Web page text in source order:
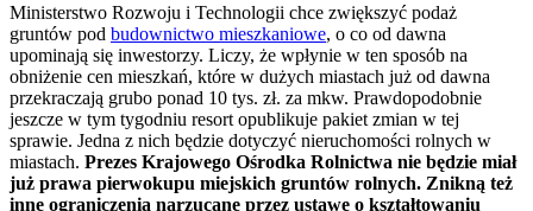
Ministerstwo Rozwoju i Technologii chce zwiększyć podaż
gruntów pod budownictwo mieszkaniowe, o co od dawna
upominają się inwestorzy. Liczy, że wpłynie w ten sposób na
obniżenie cen mieszkań, które w dużych miastach już od dawna
przekraczają grubo ponad 10 tys. zł. za mkw. Prawdopodobnie
jeszcze w tym tygodniu resort opublikuje pakiet zmian w tej
sprawie. Jedna z nich będzie dotyczyć nieruchomości rolnych w
miastach. Prezes Krajowego Ośrodka Rolnictwa nie będzie miał
już prawa pierwokupu miejskich gruntów rolnych. Znikną też
inne ograniczenia narzucane przez ustawę o kształtowaniu